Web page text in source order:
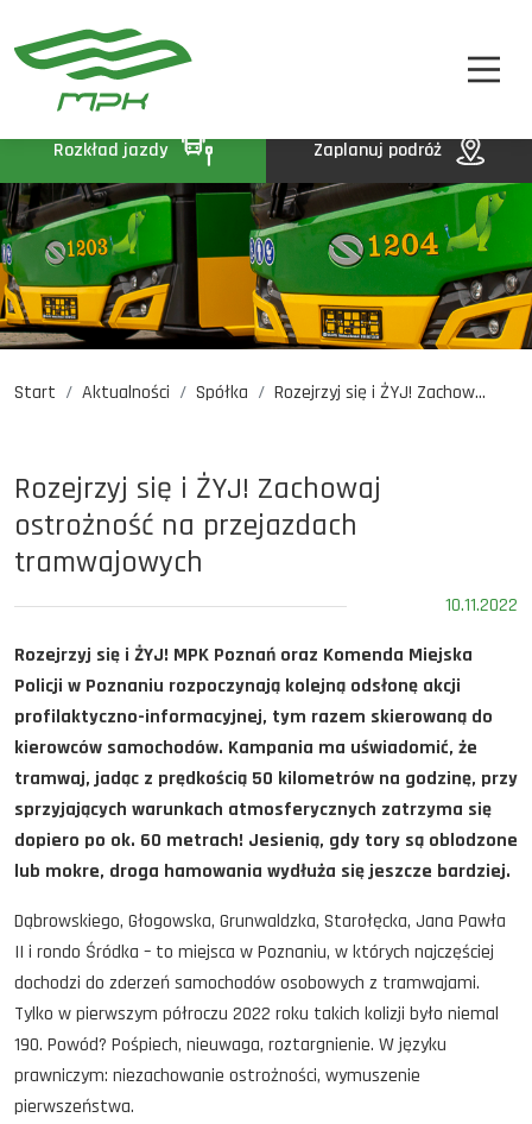
Rozkład jazdy
Oferty pracy
DEENUA
STREFA PASAŻERA
STREFA MPK
BIP
KONTAKT
A- A A+
Rozkład jazdy Zaplanuj podróż
Start Aktualności Spółka Rozejrzyj się i ŻYJ! Zachow...
Rozejrzyj się i ŻYJ! Zachowaj
ostrożność na przejazdach
tramwajowych
10.11.2022
Rozejrzyj się i ŻYJ! MPK Poznań oraz Komenda Miejska
Policji w Poznaniu rozpoczynają kolejną odsłonę akcji
profilaktyczno-informacyjnej, tym razem skierowaną do
kierowców samochodów. Kampania ma uświadomić, że
tramwaj, jadąc z prędkością 50 kilometrów na godzinę, przy
sprzyjających warunkach atmosferycznych zatrzyma się
dopiero po ok. 60 metrach! Jesienią, gdy tory są oblodzone
lub mokre, droga hamowania wydłuża się jeszcze bardziej.
Dąbrowskiego, Głogowska, Grunwaldzka, Starołęcka, Jana Pawła
II i rondo Śródka – to miejsca w Poznaniu, w których najczęściej
dochodzi do zderzeń samochodów osobowych z tramwajami.
Tylko w pierwszym półroczu 2022 roku takich kolizji było niemal
190. Powód? Pośpiech, nieuwaga, roztargnienie. W języku
prawniczym: niezachowanie ostrożności, wymuszenie
pierwszeństwa.